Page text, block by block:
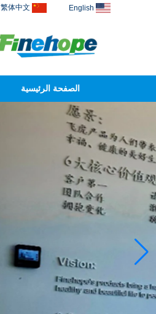
English
繁体中文
الصفحة الرئيسية